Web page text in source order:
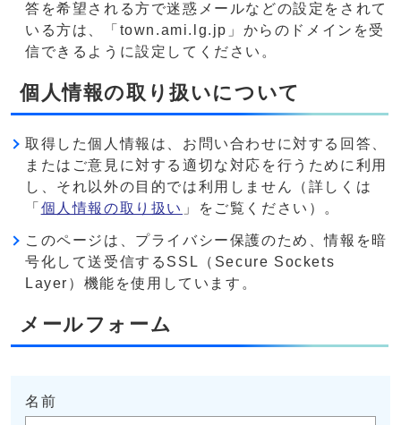
答を希望される方で迷惑メールなどの設定をされて
いる方は、「town.ami.lg.jp」からのドメインを受
信できるように設定してください。
個人情報の取り扱いについて
取得した個人情報は、お問い合わせに対する回答、
またはご意見に対する適切な対応を行うために利用
し、それ以外の目的では利用しません（詳しくは
「 個人情報の取り扱い 」をご覧ください）。
このページは、プライバシー保護のため、情報を暗
号化して送受信するSSL（Secure Sockets
Layer）機能を使用しています。
メールフォーム
名前